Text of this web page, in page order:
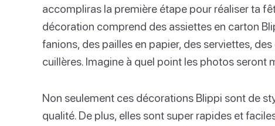
accompliras la première étape pour réaliser ta
décoration comprend des assiettes en carton
fanions, des pailles en papier, des serviettes,
cuillères. Imagine à quel point les photos seront
Non seulement ces décorations Blippi sont de
qualité. De plus, elles sont super rapides et